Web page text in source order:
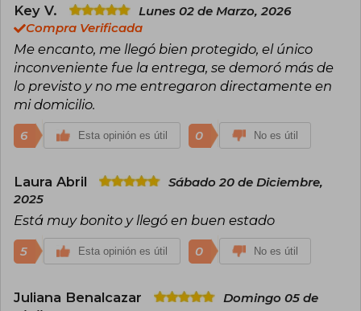
una de las principales inspiraciones detrás de
My Hero Academia. A su vez, con el lanzamiento
Naruto, Masashi Kishimoto felicitó a Horikoshi
en las páginas de la Weekly Shōnen Jump.
Key V.
Lunes 02 de Marzo, 2026
Compra Verificada
Me encanto, me llegó bien protegido, el único
inconveniente fue la entrega, se demoró más de
lo previsto y no me entregaron directamente en
mi domicilio.
6 Esta opinión es útil 0 No es útil
Laura Abril
Sábado 20 de Diciembre,
2025
Está muy bonito y llegó en buen estado
5 Esta opinión es útil 0 No es útil
Juliana Benalcazar
Domingo 05 de